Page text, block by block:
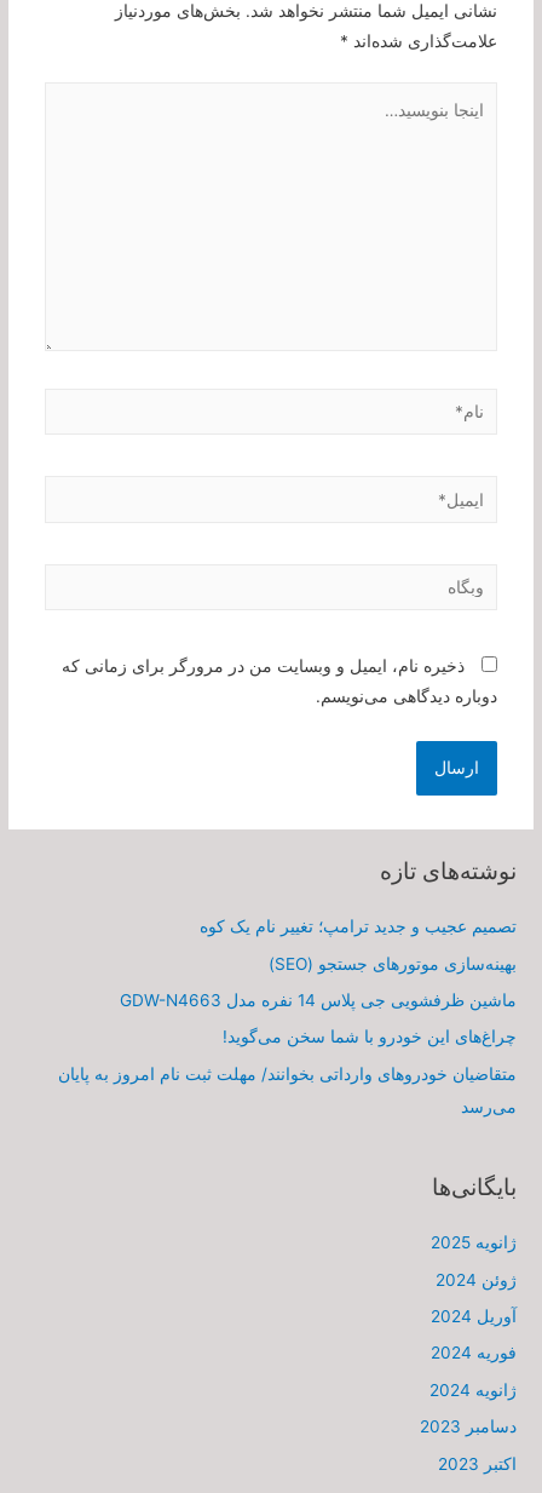
نشانی ایمیل شما منتشر نخواهد شد. بخش‌های موردنیاز
علامت‌گذاری شده‌اند *
بنویسید…
نام*
ایمیل*
وبگاه
ذخیره نام، ایمیل و وبسایت من در مرورگر برای زمانی که
دوباره دیدگاهی می‌نویسم.
نوشته‌های تازه
تصمیم عجیب و جدید ترامپ؛ تغییر نام یک کوه
بهینه‌سازی موتورهای جستجو (SEO)
ماشین ظرفشویی جی پلاس 14 نفره مدل GDW-N4663
چراغ‌های این خودرو با شما سخن می‌گوید!
متقاضیان خودروهای وارداتی بخوانند/ مهلت ثبت نام امروز به پایان
می‌رسد
بایگانی‌ها
ژانویه 2025
ژوئن 2024
آوریل 2024
فوریه 2024
ژانویه 2024
دسامبر 2023
اکتبر 2023